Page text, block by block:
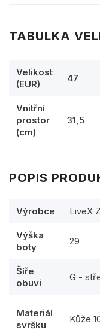
TABULKA
Velikost
(EUR)
47
Vnitřní
prostor
(cm)
31,5
POPIS
Výrobce LiveX
Výška
boty
29
Šíře
obuvi
G -
Materiál
svršku
Kůže